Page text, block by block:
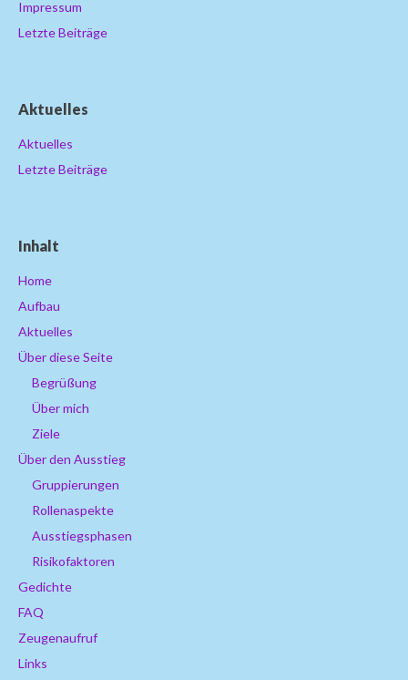
Impressum
Letzte Beiträge
Aktuelles
Aktuelles
Letzte Beiträge
Inhalt
Home
Aufbau
Aktuelles
Über diese Seite
Begrüßung
Über mich
Ziele
Über den Ausstieg
Gruppierungen
Rollenaspekte
Ausstiegsphasen
Risikofaktoren
Gedichte
FAQ
Zeugenaufruf
Links